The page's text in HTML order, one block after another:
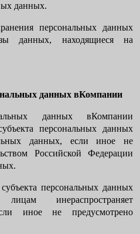
данных.
персональных данных
данных, находящиеся на
данных вКомпании
данных вКомпании
персональных данных
данных, если иное не
Российской Федерации
персональных данных
инераспространяет
иное не предусмотрено